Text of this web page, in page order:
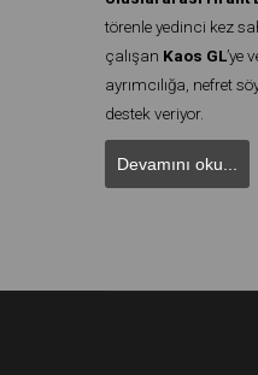
törenle yedinci kez
çalışan Kaos GL’ye
ayrımcılığa, nefret
destek veriyor.
Devamını oku...